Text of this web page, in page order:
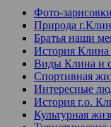
Фото-
Природа
Братья наши
История Клина
Виды Клина и
Спортивная
Интересные
История г.о.
Культурная